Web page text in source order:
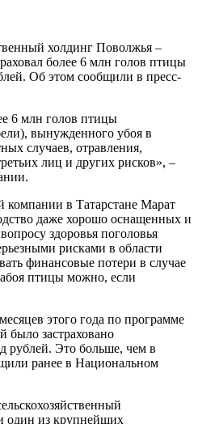
холдинг Поволжья –
более 6 млн голов птицы
Об этом сообщили в пресс-
6 млн голов птицы
вынужденного убоя в
случаев, отравления,
лиц и других рисков», –
компании в Татарстане Марат
даже хорошо оснащенных и
здоровья поголовья
рисками в области
финансовые потери в случае
птицы можно, если
этого года по программе
было застраховано
рублей. Это больше, чем в
ранее в Национальном
один из крупнейших